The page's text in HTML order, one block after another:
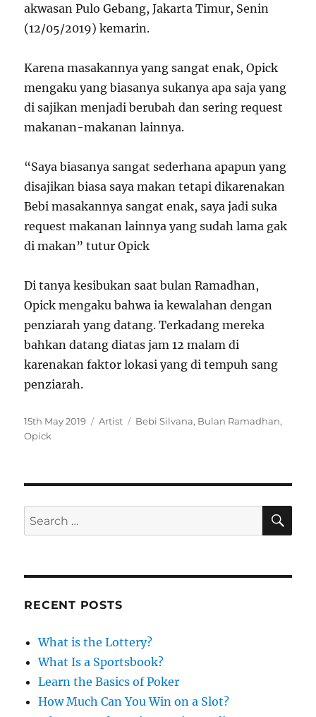
akwasan Pulo Gebang, Jakarta Timur, Senin
(12/05/2019) kemarin.
Karena masakannya yang sangat enak, Opick
mengaku yang biasanya sukanya apa saja yang
di sajikan menjadi berubah dan sering request
makanan-makanan lainnya.
“Saya biasanya sangat sederhana apapun yang
disajikan biasa saya makan tetapi dikarenakan
Bebi masakannya sangat enak, saya jadi suka
request makanan lainnya yang sudah lama gak
di makan” tutur Opick
Di tanya kesibukan saat bulan Ramadhan,
Opick mengaku bahwa ia kewalahan dengan
penziarah yang datang. Terkadang mereka
bahkan datang diatas jam 12 malam di
karenakan faktor lokasi yang di tempuh sang
penziarah.
P
o
o
15th May 2019
C
r
e
Artist
T
Bebi Silvana, Bulan Ramadhan,
Opick
S
e
r
h
S
A
RECENT POSTS
What is the Lottery?
What Is a Sportsbook?
Learn the Basics of Poker
How Much Can You Win on a Slot?